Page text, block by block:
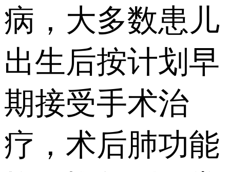
病，大多数患儿
出生后按计划早
期接受手术治
疗，术后肺功能